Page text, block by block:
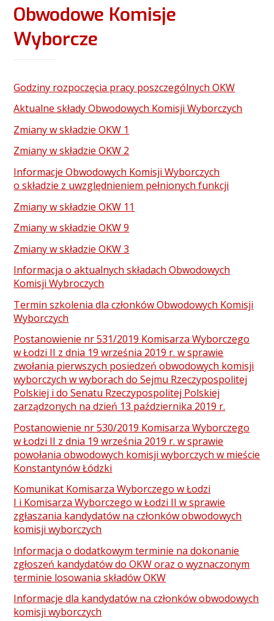
Obwodowe Komisje
Wyborcze
Godziny rozpoczęcia pracy poszczególnych OKW
Aktualne składy Obwodowych Komisji Wyborczych
Zmiany w składzie OKW 1
Zmiany w składzie OKW 2
Informacje Obwodowych Komisji Wyborczych
o składzie z uwzględnieniem pełnionych funkcji
Zmiany w składzie OKW 11
Zmiany w składzie OKW 9
Zmiany w składzie OKW 3
Informacja o aktualnych składach Obwodowych
Komisji Wybroczych
Termin szkolenia dla członków Obwodowych Komisji
Wyborczych
Postanowienie nr 531/2019 Komisarza Wyborczego
w Łodzi II z dnia 19 września 2019 r. w sprawie
zwołania pierwszych posiedzeń obwodowych komisji
wyborczych w wyborach do Sejmu Rzeczypospolitej
Polskiej i do Senatu Rzeczypospolitej Polskiej
zarządzonych na dzień 13 października 2019 r.
Postanowienie nr 530/2019 Komisarza Wyborczego
w Łodzi II z dnia 19 września 2019 r. w sprawie
powołania obwodowych komisji wyborczych w mieście
Konstantynów Łódzki
Komunikat Komisarza Wyborczego w Łodzi
I i Komisarza Wyborczego w Łodzi II w sprawie
zgłaszania kandydatów na członków obwodowych
komisji wyborczych
Informacja o dodatkowym terminie na dokonanie
zgłoszeń kandydatów do OKW oraz o wyznaczonym
terminie losowania składów OKW
Informacje dla kandydatów na członków obwodowych
komisji wyborczych